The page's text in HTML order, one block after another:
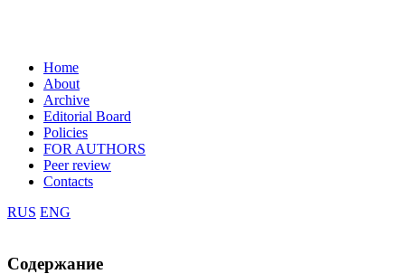
Home
About
Archive
Editorial Board
Policies
FOR AUTHORS
Peer review
Contacts
RUS ENG
Содержание